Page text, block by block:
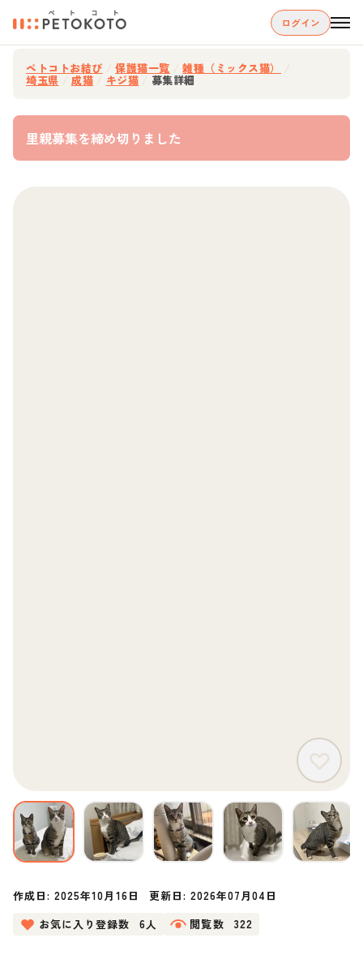
ログイン
ペトコトお結び 保護猫一覧 雑種（ミックス猫）
埼玉県 成猫 キジ猫 募集詳細
里親募集を締め切りました
作成日:2025年10月16日 更新日: 2026年07月04日
お気に入り登録数
6人 閲覧数 322